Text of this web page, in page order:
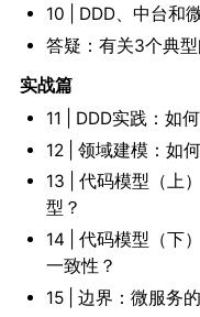
10 | DDD、中台和
答疑：有关3个典
实战篇
11 | DDD实践：如
12 | 领域建模：如
13 | 代码模型（上
型？
14 | 代码模型（下
一致性？
15 | 边界：微服务